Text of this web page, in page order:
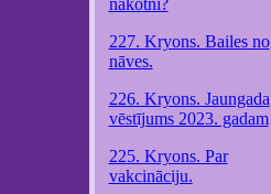
227. Kryons. Bailes no
nāves.
226. Kryons. Jaungada
vēstījums 2023. gadam
225. Kryons. Par
vakcināciju.